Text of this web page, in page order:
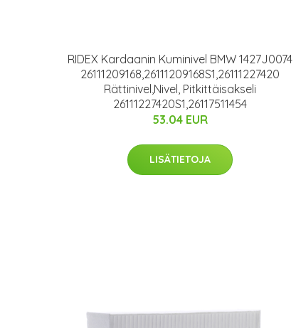
RIDEX Kardaanin Kuminivel BMW 1427J0074
26111209168,26111209168S1,26111227420
Rättinivel,Nivel, Pitkittäisakseli
26111227420S1,26117511454
53.04 EUR
LISÄTIETOJA